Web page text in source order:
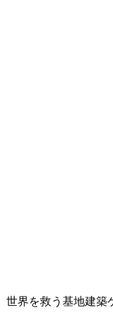
世界を救う基地建築